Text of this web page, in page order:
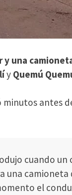
y una
y Quemú
antes
cuando
una
el